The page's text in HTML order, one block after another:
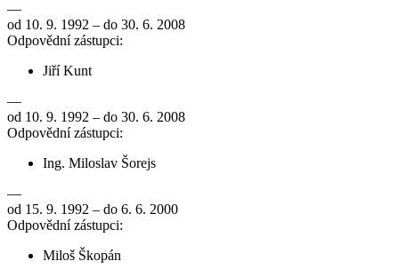
—
od 10. 9. 1992 – do 30. 6. 2008
Odpovědní zástupci:
Jiří Kunt
—
od 10. 9. 1992 – do 30. 6. 2008
Odpovědní zástupci:
Ing. Miloslav Šorejs
—
od 15. 9. 1992 – do 6. 6. 2000
Odpovědní zástupci:
Miloš Škopán